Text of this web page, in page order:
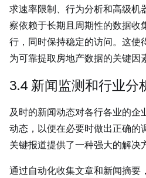
求速率限制、行为分析和高级机
察依赖于长期且周期性的数据收
行，同时保持稳定的访问。这使
为可靠提取房地产数据的关键因
3.4 新闻监测和行业分
及时的新闻动态对各行各业的企
动态，以便在必要时做出正确的
关键报道提供了一种强大的解决
通过自动化收集文章和新闻摘要